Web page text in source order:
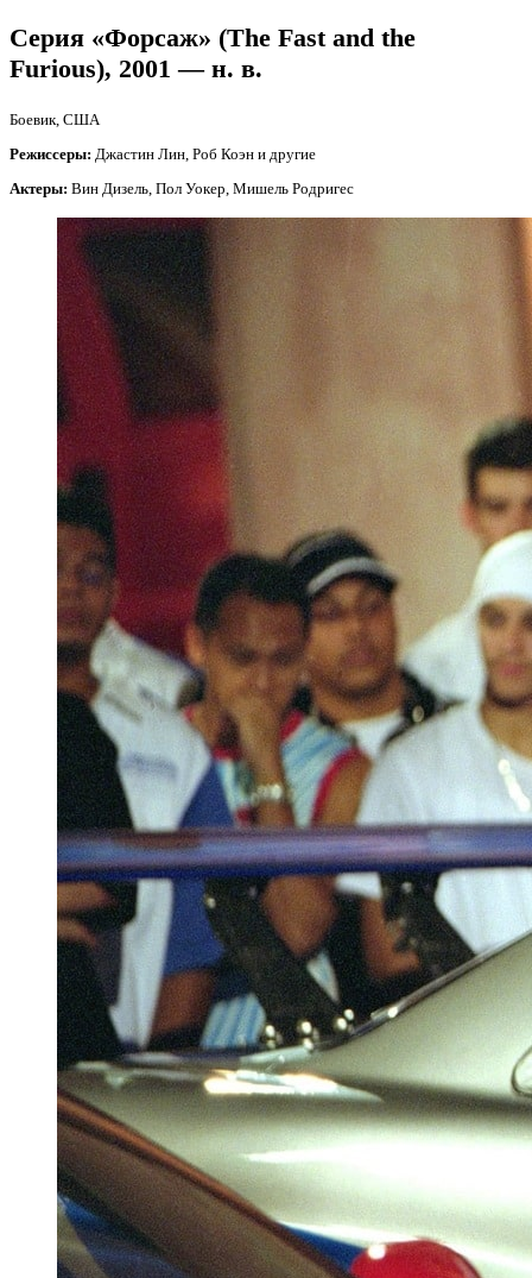
Серия «Форсаж» (The Fast and the
Furious), 2001 — н. в.
Боевик, США
Режиссеры: Джастин Лин, Роб Коэн и другие
Актеры: Вин Дизель, Пол Уокер, Мишель Родригес